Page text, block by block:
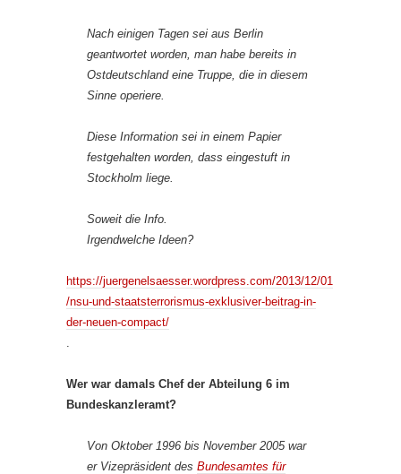
Nach einigen Tagen sei aus Berlin
geantwortet worden, man habe bereits in
Ostdeutschland eine Truppe, die in diesem
Sinne operiere.
Diese Information sei in einem Papier
festgehalten worden, dass eingestuft in
Stockholm liege.
Soweit die Info.
Irgendwelche Ideen?
https://juergenelsaesser.wordpress.com/2013/12/01
/nsu-und-staatsterrorismus-exklusiver-beitrag-in-
der-neuen-compact/
Wer war damals Chef der Abteilung 6 im
Bundeskanzleramt?
Von Oktober 1996 bis November 2005 war
er Vizepräsident des Bundesamtes für